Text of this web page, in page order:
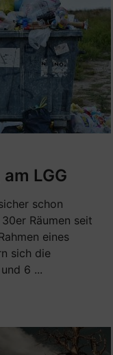
LGG
schon
Räumen seit
eines
sich die
6 ...